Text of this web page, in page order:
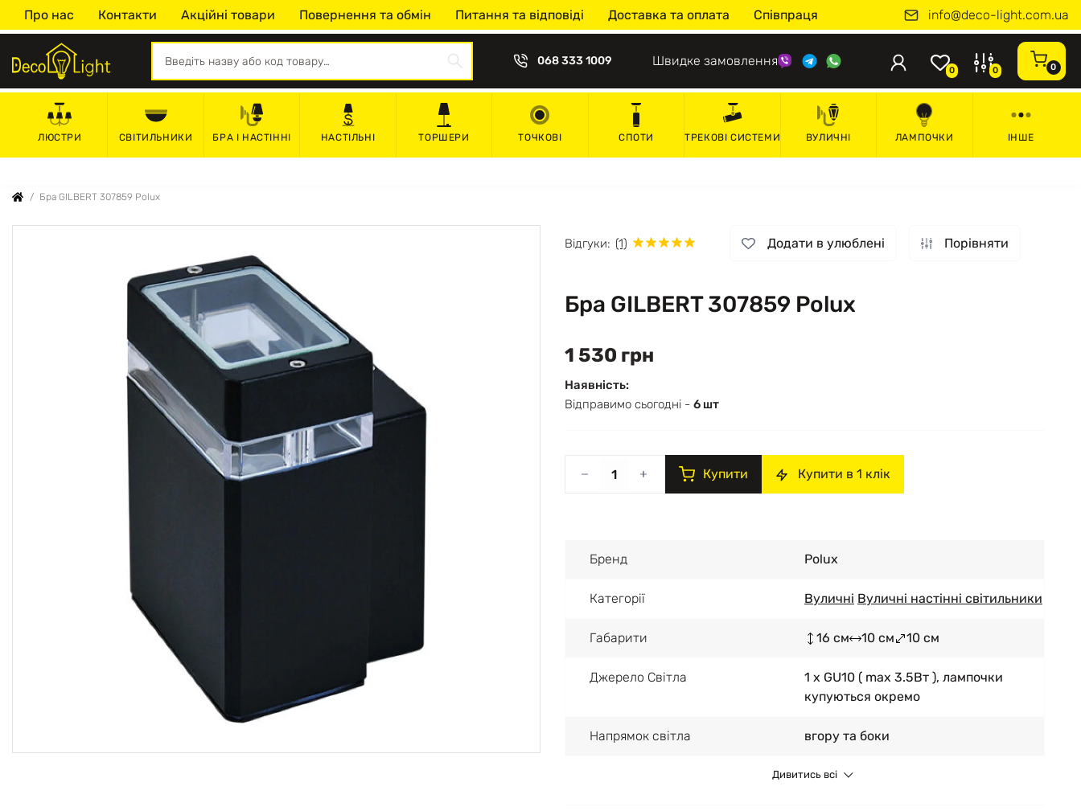
Про нас Контакти Акційні товари Повернення та обмін Питання та відповіді Доставка та оплата Співпраця info@deco-light.com.ua
068 333 1009 Швидке замовлення
0 0 0
ЛЮСТРИ СВІТИЛЬНИКИ БРА І НАСТІННІ НАСТІЛЬНІ ТОРШЕРИ ТОЧКОВІ СПОТИ ТРЕКОВІ СИСТЕМИ ВУЛИЧНІ ЛАМПОЧКИ ІНШЕ
Бра GILBERT 307859 Polux
Відгуки: (1) Додати в улюблені Порівняти
Бра GILBERT 307859 Polux
1 530 грн
Наявність:
Відправимо сьогодні - 6 шт
Купити Купити в 1 клік
Бренд Polux
Категорії Вуличні Вуличні настінні світильники
Габарити 16 см 10 см 10 см
Джерело Світла
1 x GU10 ( max 3.5Вт ), лампочки
купуються окремо
Напрямок світла вгору та боки
Дивитись всі